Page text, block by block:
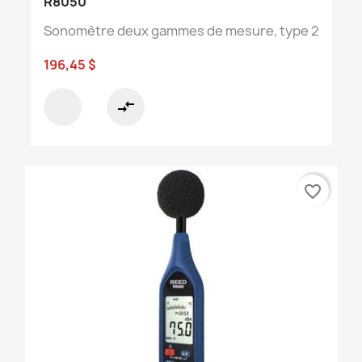
Sonomètre deux gammes de mesure, type 2
196,45 $
compare_arrows
favorite_border